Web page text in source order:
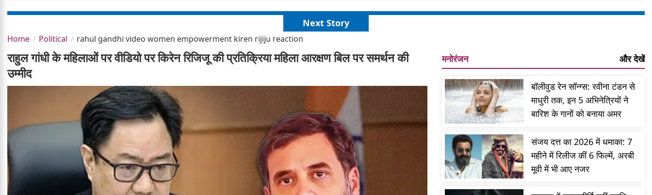
Next Story
Home Political rahul gandhi video women empowerment kiren rijiju reaction
राहुल गांधी के महिलाओं पर वीडियो पर किरेन रिजिजू की प्रतिक्रिया महिला आरक्षण बिल पर समर्थन की
उम्मीद
मनोरंजन और देखें
बॉलीवुड रेन सॉन्ग्स: रवीना टंडन से
माधुरी तक, इन 5 अभिनेत्रियों ने
बारिश के गानों को बनाया अमर
संजय दत्त का 2026 में धमाका: 7
महीने में रिलीज कीं 6 फिल्में, अरबी
मूवी में भी आए नजर